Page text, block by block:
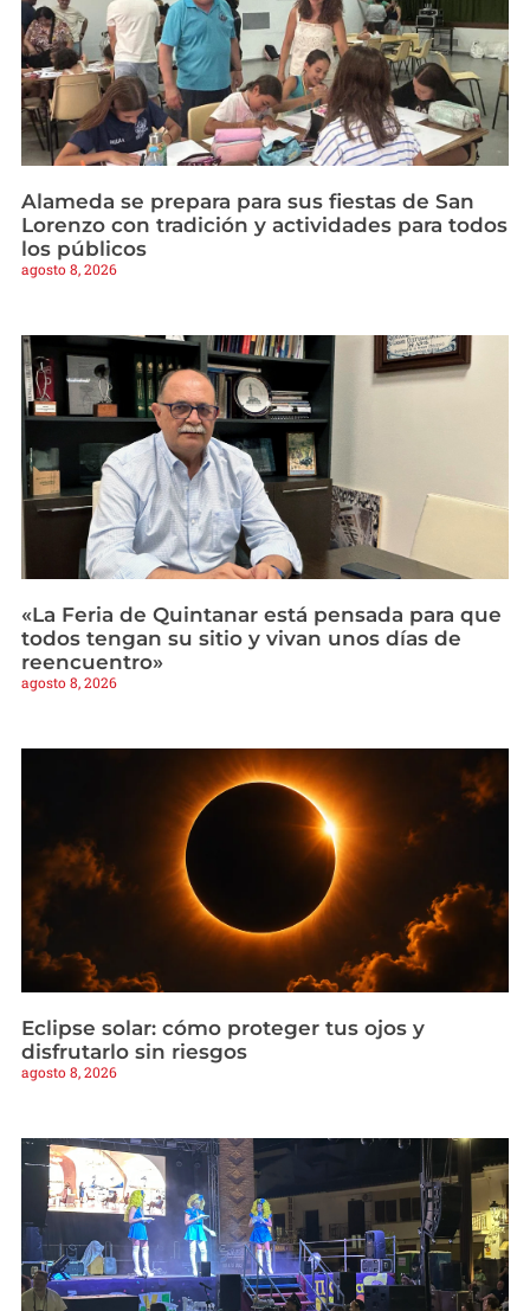
Alameda se prepara para sus fiestas de San
Lorenzo con tradición y actividades para todos
los públicos
agosto 8, 2026
«La Feria de Quintanar está pensada para que
todos tengan su sitio y vivan unos días de
reencuentro»
agosto 8, 2026
Eclipse solar: cómo proteger tus ojos y
disfrutarlo sin riesgos
agosto 8, 2026